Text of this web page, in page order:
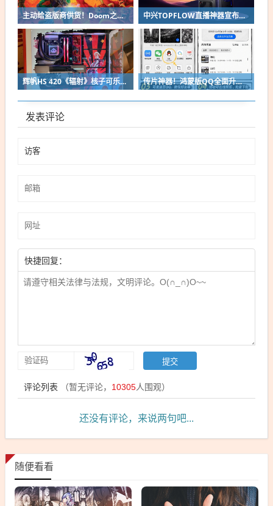
主动给盗版商供货！Doom之父自曝曾向中国贱卖空包装 中兴TOPFLOW直播神器宣布8月14日开售：Wi-Fi 7 最多连接64台设备
辉帆HS 420《辐射》核子可乐定制版机箱亮相：2027年正式发售 传片神器！鸿蒙版QQ全面升级：10G大文件免压缩直传
发表评论
快捷回复：
评论列表 （暂无评论， 10305人围观）
还没有评论，来说两句吧...
随便看看